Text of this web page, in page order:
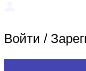
Войти /